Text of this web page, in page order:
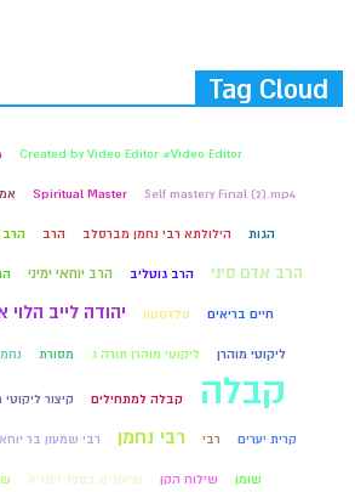
Tag Cloud
Created by Video Editor #Video Editor
Self mastery Final (2).mp4
Spiritual Master
הגות הילולתא רבי נחמן מברסלב הרב הרב
הרב אדם סיני הרב גוטליב הרב יוחאי ימיני
חיים בריאים טלזסטון יהודה לייב
ליקוטי מוהרן ליקוטי מוהרן תורה ג מסורת
קבלה קבלה למתחילים קיצור ליקוטי
קרית יערים רבי רבי נחמן רבי שמעון בר
שומן שילוח הקן שיעורים בספר התניא